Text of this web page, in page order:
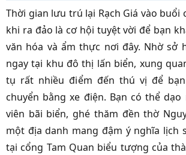
Thời gian lưu trú lại Rạch Giá vào buổi
khi ra đảo là cơ hội tuyệt vời để bạn
văn hóa và ẩm thực nơi đây. Nhờ sở
ngay tại khu đô thị lấn biển, xung
tụ rất nhiều điểm đến thú vị để
chuyển bằng xe điện. Bạn có thể
viên bãi biển, ghé thăm đền thờ
một địa danh mang đậm ý nghĩa lịch
tại cổng Tam Quan biểu tượng của